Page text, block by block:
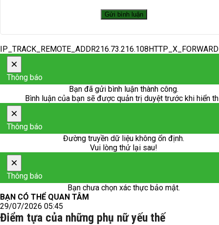
×
Thông báo
Bạn đã gửi bình luận thành công.
Bình luận của bạn sẽ được quản trị duyệt trước khi hiển
×
Thông báo
Đường truyền dữ liệu không ổn định.
Vui lòng thử lại sau!
×
Thông báo
Bạn chưa chọn xác thực bảo mật.
BẠN CÓ THỂ QUAN TÂM
29/07/2026 05:45
Điểm tựa của những phụ nữ yếu thế